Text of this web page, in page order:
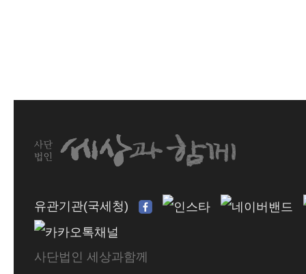
유관기관(국세청)
사단법인 세상과함께